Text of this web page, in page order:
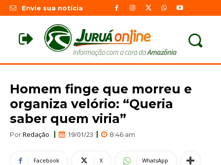
Envie sua notícia
Homem finge que morreu e
organiza velório: “Queria
saber quem viria”
PorRedação 19/01/23 8:46 am
Facebook X WhatsApp